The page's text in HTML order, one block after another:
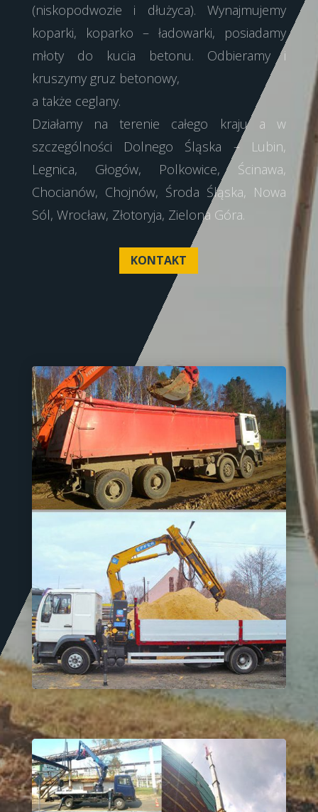
(niskopodwozie i dłużyca). Wynajmujemy
koparki, koparko – ładowarki, posiadamy
młoty do kucia betonu. Odbieramy i
kruszymy gruz betonowy,
a także ceglany.
Działamy na terenie całego kraju a w
szczególności Dolnego Śląska – Lubin,
Legnica, Głogów, Polkowice, Ścinawa,
Chocianów, Chojnów, Środa Śląska, Nowa
Sól, Wrocław, Złotoryja, Zielona Góra.
KONTAKT